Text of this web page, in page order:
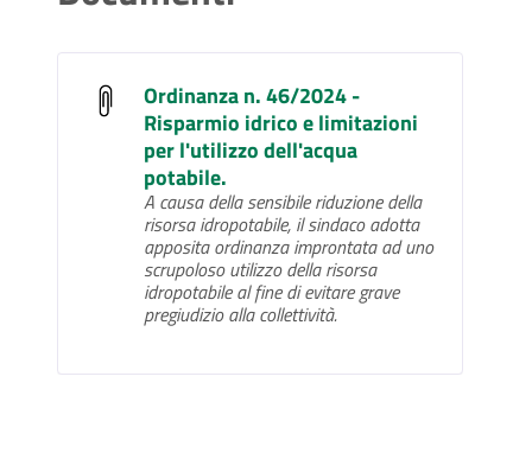
Ordinanza n. 46/2024 -
Risparmio idrico e limitazioni
per l'utilizzo dell'acqua
potabile.
A causa della sensibile riduzione della
risorsa idropotabile, il sindaco adotta
apposita ordinanza improntata ad uno
scrupoloso utilizzo della risorsa
idropotabile al fine di evitare grave
pregiudizio alla collettività.